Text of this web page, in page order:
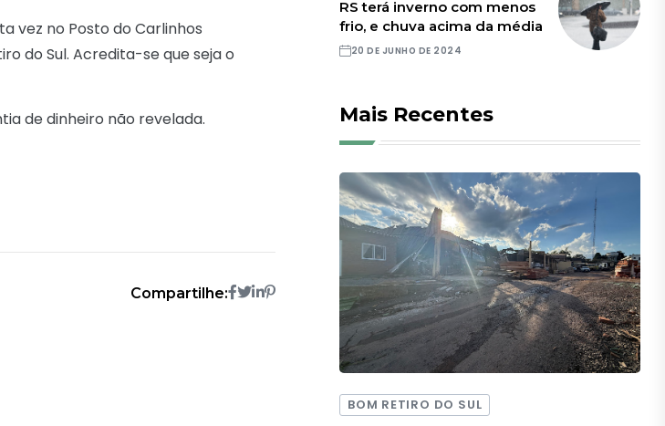
vez no Posto do Carlinhos
do Sul. Acredita-se que seja o
de dinheiro não revelada.
Compartilhe:
RS terá inverno com menos
frio, e chuva acima da média
20 DE JUNHO DE 2024
Mais Recentes
BOM RETIRO DO SUL